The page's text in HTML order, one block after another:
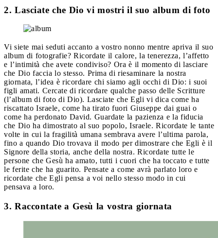
2. Lasciate che Dio vi mostri il suo album di foto
Vi siete mai seduti accanto a vostro nonno mentre apriva il suo
album di fotografie? Ricordate il calore, la tenerezza, l’affetto
e l’intimità che avete condiviso? Ora è il momento di lasciare
che Dio faccia lo stesso. Prima di riesaminare la nostra
giornata, l’idea è ricordare chi siamo agli occhi di Dio: i suoi
figli amati. Cercate di ricordare qualche passo delle Scritture
(l’album di foto di Dio). Lasciate che Egli vi dica come ha
riscattato Israele, come ha tirato fuori Giuseppe dai guai o
come ha perdonato David. Guardate la pazienza e la fiducia
che Dio ha dimostrato al suo popolo, Israele. Ricordate le tante
volte in cui la fragilità umana sembrava avere l’ultima parola,
fino a quando Dio trovava il modo per dimostrare che Egli è il
Signore della storia, anche della nostra. Ricordate tutte le
persone che Gesù ha amato, tutti i cuori che ha toccato e tutte
le ferite che ha guarito. Pensate a come avrà parlato loro e
ricordate che Egli pensa a voi nello stesso modo in cui
pensava a loro.
3. Raccontate a Gesù la vostra giornata